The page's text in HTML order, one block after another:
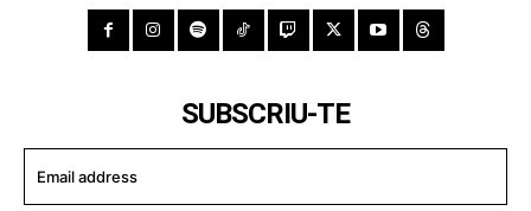
SUBSCRIU-TE